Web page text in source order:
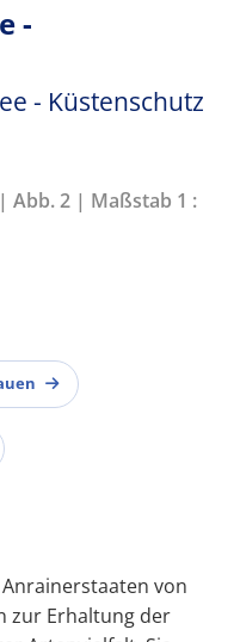
-
- Küstenschutz
Abb. 2 | Maßstab 1 :
von
zur Erhaltung der